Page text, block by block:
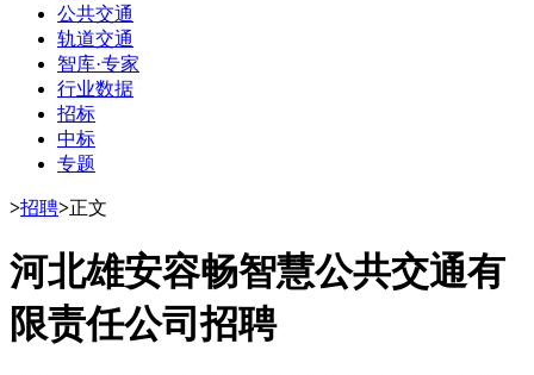
公共交通
轨道交通
智库·专家
行业数据
招标
中标
专题
>招聘>正文
河北雄安容畅智慧公共交通有
限责任公司招聘